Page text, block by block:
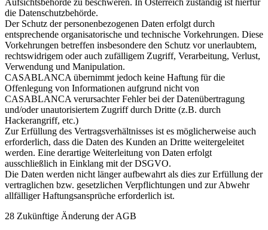
die Datenschutzbehörde.
Der Schutz der personenbezogenen Daten erfolgt durch
entsprechende organisatorische und technische Vorkehrungen. Diese
Vorkehrungen betreffen insbesondere den Schutz vor unerlaubtem,
rechtswidrigem oder auch zufälligem Zugriff, Verarbeitung, Verlust,
Verwendung und Manipulation.
CASABLANCA übernimmt jedoch keine Haftung für die
Offenlegung von Informationen aufgrund nicht von
CASABLANCA verursachter Fehler bei der Datenübertragung
und/oder unautorisiertem Zugriff durch Dritte (z.B. durch
Hackerangriff, etc.)
Zur Erfüllung des Vertragsverhältnisses ist es möglicherweise auch
erforderlich, dass die Daten des Kunden an Dritte weitergeleitet
werden. Eine derartige Weiterleitung von Daten erfolgt
ausschließlich in Einklang mit der DSGVO.
Die Daten werden nicht länger aufbewahrt als dies zur Erfüllung der
vertraglichen bzw. gesetzlichen Verpflichtungen und zur Abwehr
allfälliger Haftungsansprüche erforderlich ist.
28 Zukünftige Änderung der AGB